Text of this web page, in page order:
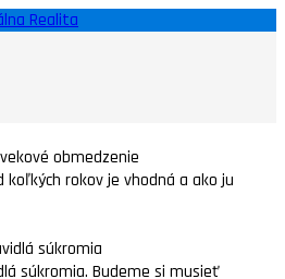
rokov je vhodná a ako ju
súkromia. Budeme si musieť